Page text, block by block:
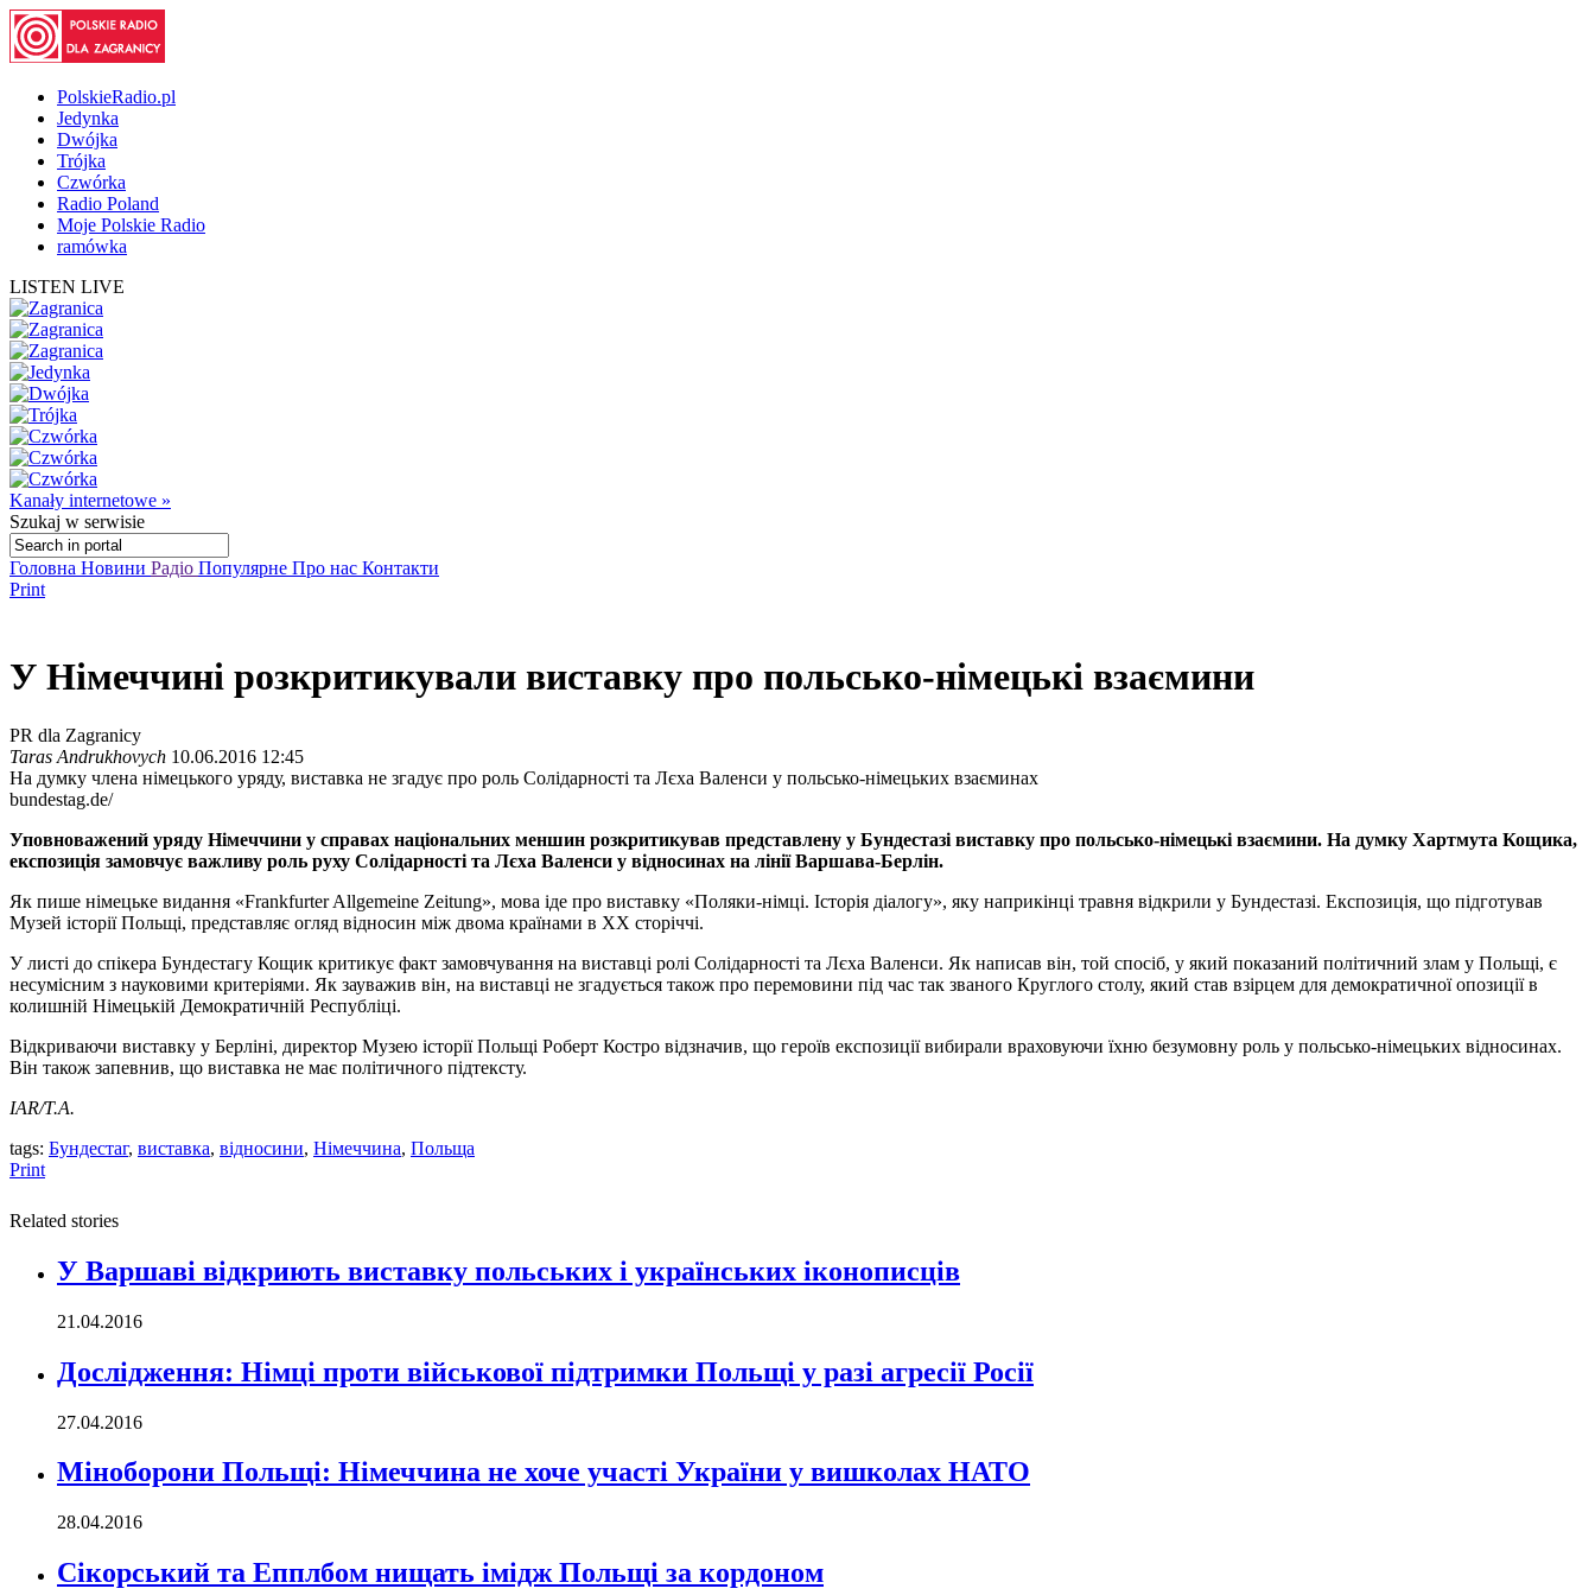
PolskieRadio.pl
Jedynka
Dwójka
Trójka
Czwórka
Radio Poland
Moje Polskie Radio
ramówka
LISTEN LIVE
Kanały internetowe »
Szukaj w serwisie
Головна Новини Радіо Популярне Про нас Контакти
Print
У Німеччині розкритикували виставку про польсько-німецькі взаємини
PR dla Zagranicy
Taras Andrukhovych 10.06.2016 12:45
На думку члена німецького уряду, виставка не згадує про роль Солідарності та Лєха Валенси у польсько-німецьких взаєминах
bundestag.de/
Уповноважений уряду Німеччини у справах національних меншин розкритикував представлену у Бундестазі виставку про польсько-німецькі взаємини. На думку Хартмута Кощика,
експозиція замовчує важливу роль руху Солідарності та Лєха Валенси у відносинах на лінії Варшава-Берлін.
Як пише німецьке видання «Frankfurter Allgemeine Zeitung», мова іде про виставку «Поляки-німці. Історія діалогу», яку наприкінці травня відкрили у Бундестазі. Експозиція, що підготував
Музей історії Польщі, представляє огляд відносин між двома країнами в ХХ сторіччі.
У листі до спікера Бундестагу Кощик критикує факт замовчування на виставці ролі Солідарності та Лєха Валенси. Як написав він, той спосіб, у який показаний політичний злам у Польщі, є
несумісним з науковими критеріями. Як зауважив він, на виставці не згадується також про перемовини під час так званого Круглого столу, який став взірцем для демократичної опозиції в
колишній Німецькій Демократичній Республіці.
Відкриваючи виставку у Берліні, директор Музею історії Польщі Роберт Костро відзначив, що героїв експозиції вибирали враховуючи їхню безумовну роль у польсько-німецьких відносинах.
Він також запевнив, що виставка не має політичного підтексту.
IAR/Т.А.
tags: Бундестаг, виставка, відносини, Німеччина, Польща
Print
Related stories
У Варшаві відкриють виставку польських і українських іконописців
21.04.2016
Дослідження: Німці проти військової підтримки Польщі у разі агресії Росії
27.04.2016
Міноборони Польщі: Німеччина не хоче участі України у вишколах НАТО
28.04.2016
Сікорський та Епплбом нищать імідж Польщі за кордоном